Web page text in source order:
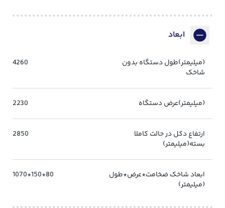
ابعاد
(میلیمتر)طول دستگاه بدون
شاخک
4260
(میلیمتر)عرض دستگاه 2230
ارتفاع دکل در حالت کاملا
بسته(میلیمتر)
2850
ابعاد شاخک ضخامت*عرض*طول
(میلیمتر)
80*150*1070